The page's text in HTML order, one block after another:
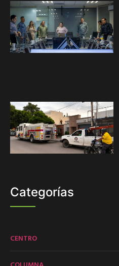
Categorías
CENTRO